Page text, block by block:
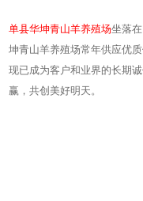
单县华坤青山羊养殖场坐落
坤青山羊养殖场常年供应优
现已成为客户和业界的长期
赢，共创美好明天。